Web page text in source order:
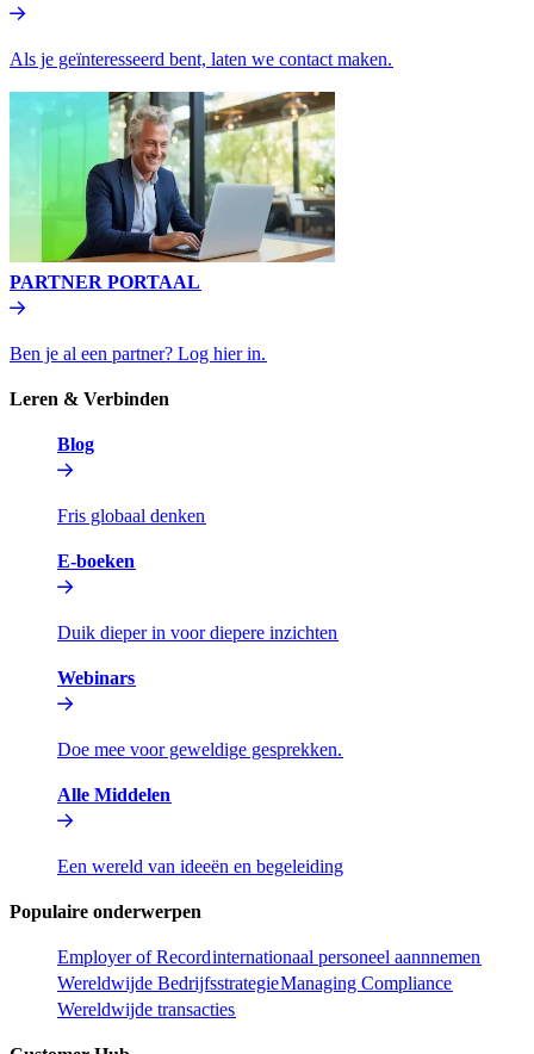
Als je geïnteresseerd bent, laten we contact maken.​​
PARTNER PORTAAL​​
Ben je al een partner? Log hier in.​​
Leren & Verbinden​​
Blog​​
Fris globaal denken​​
E-boeken​​
Duik dieper in voor diepere inzichten​​
Webinars​​
Doe mee voor geweldige gesprekken.​​
Alle Middelen​​
Een wereld van ideeën en begeleiding​​
Populaire onderwerpen​​
Employer of Record​​internationaal personeel aannnemen​​
Wereldwijde Bedrijfsstrategie​​Managing Compliance​​
Wereldwijde transacties​​